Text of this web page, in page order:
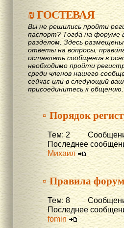
₪ГОСТЕВАЯ
Вы не решились пройти
паспорт? Тогда на форуме
разделом. Здесь
ответы на вопросы,
оставлять сообщения в
необходимо пройти
среди членов нашего
сейчас или в следующий
присоединитесь к общению.
▫ Порядок
Тем: 2
Последнее
Михаил
▫ Правила
Тем: 8
Последнее
fomin